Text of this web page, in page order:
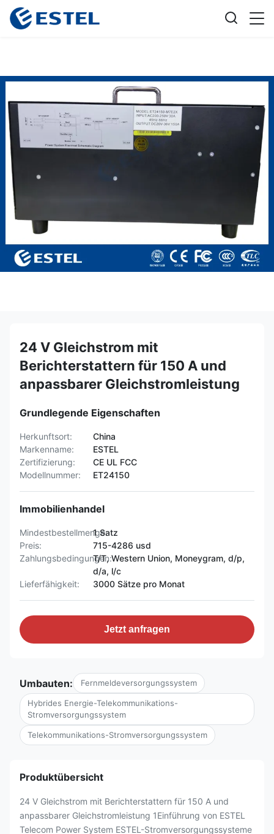
24 V Gleichstrom mit
Berichterstattern für 150 A und
anpassbarer Gleichstromleistung
Grundlegende Eigenschaften
Herkunftsort:
China
Markenname:
ESTEL
Zertifizierung:
CE UL FCC
Modellnummer:
ET24150
Immobilienhandel
Mindestbestellmenge:
1 Satz
Preis:
715-4286 usd
Zahlungsbedingungen:T/T, Western Union, Moneygram, d/p,
d/a, l/c
Lieferfähigkeit:
3000 Sätze pro Monat
Jetzt anfragen
Umbauten: Fernmeldeversorgungssystem
Hybrides Energie-Telekommunikations-
Stromversorgungssystem
Telekommunikations-Stromversorgungssystem
Produktübersicht
24 V Gleichstrom mit Berichterstattern für 150 A und
anpassbarer Gleichstromleistung 1Einführung von ESTEL
Telecom Power System ESTEL-Stromversorgungssysteme